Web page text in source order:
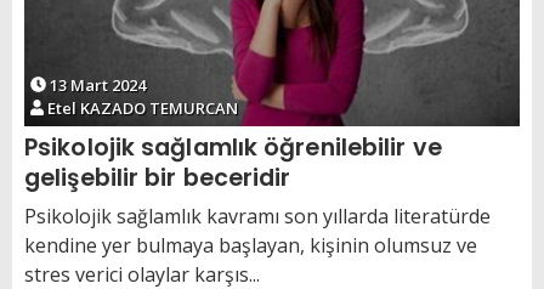
13 Mart 2024
Etel KAZADO TEMURCAN
Psikolojik sağlamlık öğrenilebilir ve
gelişebilir bir beceridir
Psikolojik sağlamlık kavramı son yıllarda literatürde
kendine yer bulmaya başlayan, kişinin olumsuz ve
stres verici olaylar karşıs...